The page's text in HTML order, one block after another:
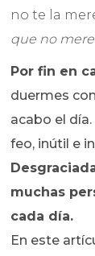
no te la
que no
Por fin en
duermes
acabo el
feo, inútil e
muchas
cada día.
En este